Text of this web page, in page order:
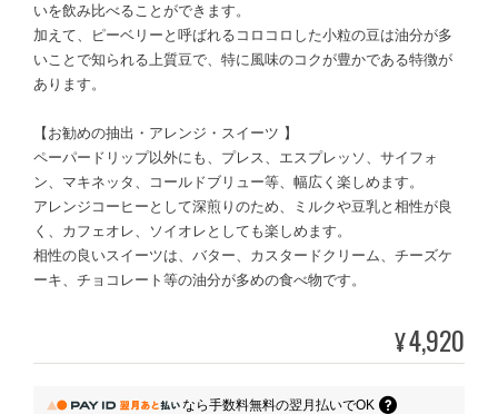
いを飲み比べることができます。
加えて、ピーベリーと呼ばれるコロコロした小粒の豆は油分が多
いことで知られる上質豆で、特に風味のコクが豊かである特徴が
あります。
【お勧めの抽出・アレンジ・スイーツ 】
ペーパードリップ以外にも、プレス、エスプレッソ、サイフォ
ン、マキネッタ、コールドブリュー等、幅広く楽しめます。
アレンジコーヒーとして深煎りのため、ミルクや豆乳と相性が良
く、カフェオレ、ソイオレとしても楽しめます。
相性の良いスイーツは、バター、カスタードクリーム、チーズケ
ーキ、チョコレート等の油分が多めの食べ物です。
¥4,920
なら手数料無料の翌月払いでOK